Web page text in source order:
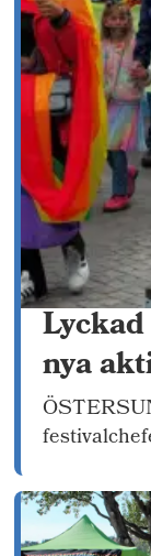
nya